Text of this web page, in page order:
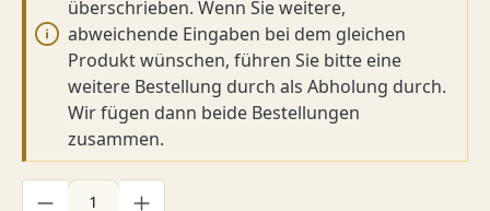
überschrieben. Wenn Sie weitere,
abweichende Eingaben bei dem gleichen
Produkt wünschen, führen Sie bitte eine
weitere Bestellung durch als Abholung durch.
Wir fügen dann beide Bestellungen
zusammen.
Produkt Anzahl: Gib den gewünschten Wert ein oder